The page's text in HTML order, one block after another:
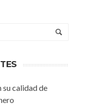
calidad de